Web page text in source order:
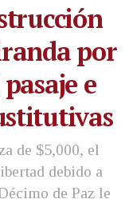
por
e
de $5,000, el
debido a
de Paz le